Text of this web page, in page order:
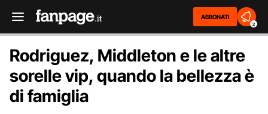
ABBONATI
2
Rodriguez, Middleton e le altre
sorelle vip, quando la bellezza è
di famiglia